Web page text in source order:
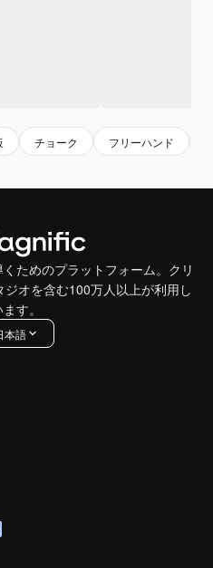
チョーク フリーハンド
ためのプラットフォーム。クリ
オを含む100万人以上が利用し
す。
本語